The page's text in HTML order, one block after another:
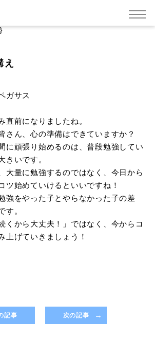
ガサス
直前になりましたね。
さん、心の準備はできていますか？
に頑張り始めるのは、普段勉強してい
きいです。
大量に勉強するのではなく、今日から
ツ始めていけるといいですね！
強をやった子とやらなかった子の差
す。
くから大丈夫！」ではなく、今からコ
上げていきましょう！
記事 次の記事